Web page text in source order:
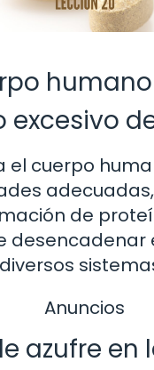
humano
el cuerpo
de
Anuncios
azufre